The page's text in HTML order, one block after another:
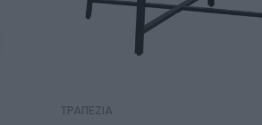
ΤΡΑΠΕΖΙΑ